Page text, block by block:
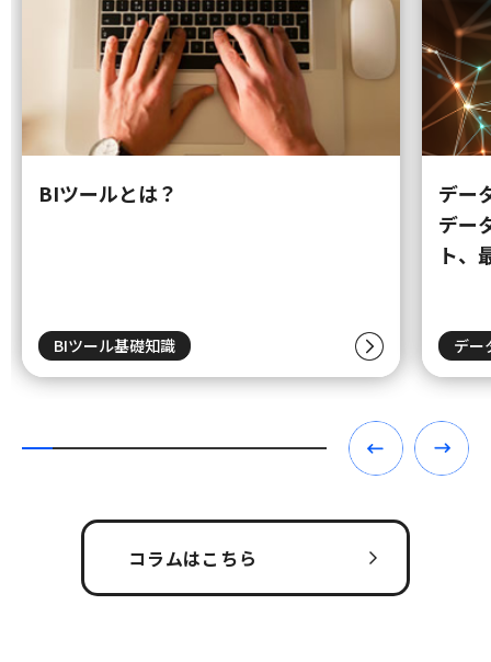
BIツールとは？
BIツール基礎知識
デー
デー
ト、
デー
コラムはこちら